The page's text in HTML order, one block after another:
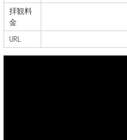
拝観料
金
URL